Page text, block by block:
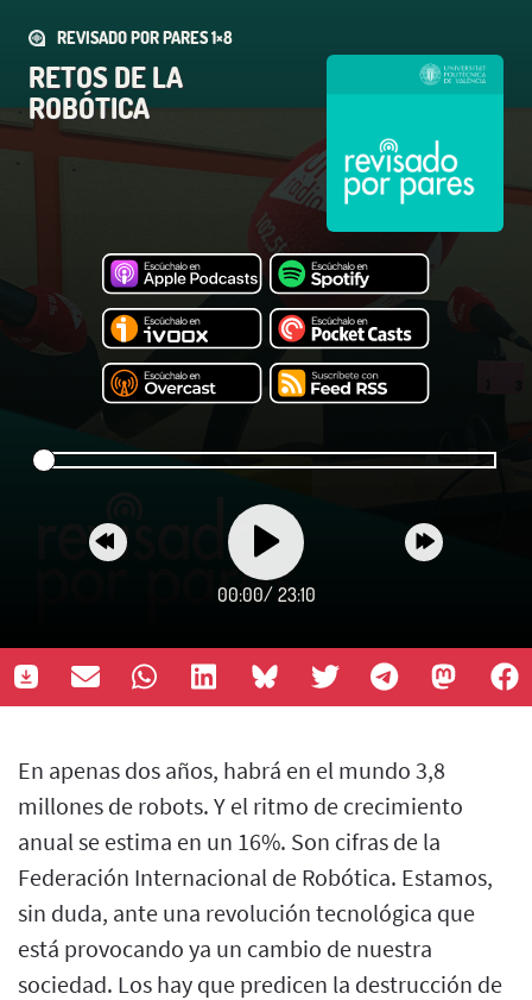
REVISADO POR PARES 1×8
RETOS DE LA
ROBÓTICA
00:00/ 23:10
En apenas dos años, habrá en el mundo 3,8
millones de robots. Y el ritmo de crecimiento
anual se estima en un 16%. Son cifras de la
Federación Internacional de Robótica. Estamos,
sin duda, ante una revolución tecnológica que
está provocando ya un cambio de nuestra
sociedad. Los hay que predicen la destrucción de